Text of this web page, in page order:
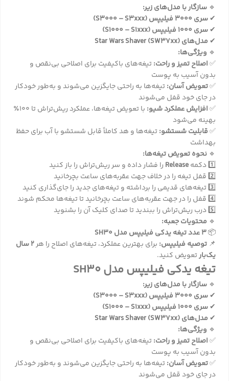
🔹 سازگار با مدل‌های زیر:
✔سری 3000 فیلیپس (S3000 – S3xxx)
✔سری 1000 فیلیپس (S1000 – S1xxx)
✔ مدل‌های Star Wars Shaver (SW37xx)
🔹 ویژگی‌ها:
✅اصلاح تمیز و راحت:تیغه‌های باکیفیت برای اصلاحی بی‌نقص و
بدون آسیب به پوست
✅تعویض آسان:تیغه‌ها به راحتی جایگزین می‌شوند و به‌طور خودکار
در جای خود قفل می‌شوند
✅افزایش عملکرد شیو:
با تعویض تیغه‌ها، عملکرد ریش‌تراش تا 100٪
بهینه می‌شود
✅قابلیت شستشو:تیغه‌ها و هد کاملاً قابل شستشو با آب برای حفظ
بهداشت
🔹 نحوه تعویض تیغه‌ها:
1️⃣ دکمه
Release را فشار داده و سر ریش‌تراش را باز کنید
2️⃣ قفل تیغه را در خلاف جهت عقربه‌های ساعت بچرخانید
3️⃣ تیغه‌های قدیمی را برداشته و تیغه‌های جدید را جای‌گذاری کنید
4️⃣ قفل را در جهت عقربه‌های ساعت بچرخانید تا تیغه‌ها محکم شوند
5️⃣ درب ریش‌تراش را ببندید تا صدای کلیک آن را بشنوید
🔹 محتویات جعبه:
📦3 عدد تیغه یدکی فیلیپس مدل SH30
📌 توصیه فیلیپس: برای بهترین عملکرد، تیغه‌های اصلاح را هر 2 سال
یک‌بارتعویض کنید.
تیغه یدکی فیلیپس مدل SH30
🔹 سازگار با مدل‌های زیر:
✔سری 3000 فیلیپس (S3000 – S3xxx)
✔سری 1000 فیلیپس (S1000 – S1xxx)
✔ مدل‌های Star Wars Shaver (SW37xx)
🔹 ویژگی‌ها:
✅اصلاح تمیز و راحت:تیغه‌های باکیفیت برای اصلاحی بی‌نقص و
بدون آسیب به پوست
✅تعویض آسان:تیغه‌ها به راحتی جایگزین می‌شوند و به‌طور خودکار
در جای خود قفل می‌شوند